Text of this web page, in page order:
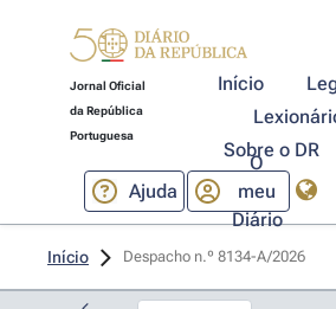
Jornal Oficial
da República
Portuguesa
Início
Sobre o DR
Ajuda
O
meu
Diário
Início Despacho n.º 8134-A/2026